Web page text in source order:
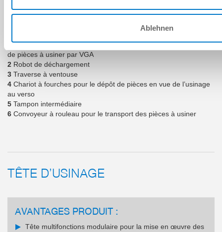
Ablehnen
par VGA avec fonction Mute
1Portes rapides avec fonction Mute pour transport automatique
de pièces à usiner par VGA
2 Robot de déchargement
3 Traverse à ventouse
4 Chariot à fourches pour le dépôt de pièces en vue de l’usinage
au verso
5 Tampon intermédiaire
6 Convoyeur à rouleau pour le transport des pièces à usiner
TÊTE D’USINAGE
AVANTAGES PRODUIT :
Tête multifonctions modulaire pour la mise en œuvre des